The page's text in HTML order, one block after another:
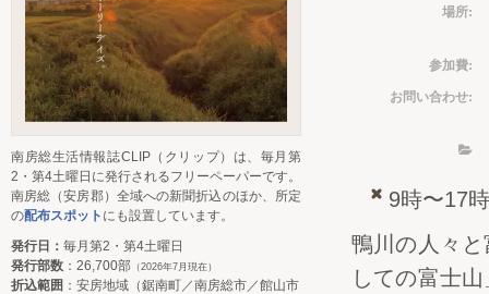
場所:
参加費:
お問い合わせ:
9時〜17
鴨川の人々
しての富士
南房総生活情報誌CLIP（クリップ）は、毎月第
2・第4土曜日に発行されるフリーペーパーです。
南房総（安房郡）全域への新聞折込のほか、所定
の配布スポット にも設置しています。
発行日： 毎月第2・第4土曜日
発行部数 ：26,700部 （2026年7月現在）
折込範囲 ：安房地域（鋸南町／南房総市／館山市